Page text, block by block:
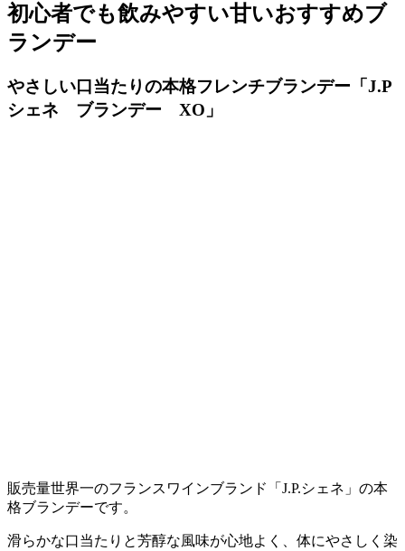
初心者でも飲みやすい甘いおすすめブ
ランデー
やさしい口当たりの本格フレンチブランデー「J.P
シェネ ブランデー XO」
販売量世界一のフランスワインブランド「J.P.シェネ」の本
格ブランデーです。
滑らかな口当たりと芳醇な風味が心地よく、体にやさしく染